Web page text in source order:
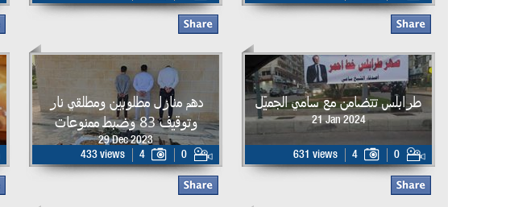
طرابلس تتضامن مع سامي الجميّل
21 Jan 2024
631 views 4 0
دهم منازل مطلوبين ومطلقي نار
وتوقيف 83 وضبط ممنوعات
29 Dec 2023
433 views
4 0